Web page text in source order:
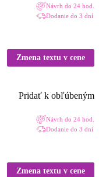
Návrh do 24 hod.
Dodanie do 3 dní
Zmena textu v cene
Pridať k obľúbeným
Návrh do 24 hod.
Dodanie do 3 dní
Zmena textu v cene